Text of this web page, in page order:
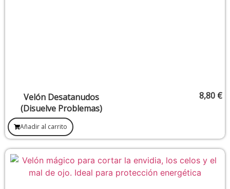
Velón Desatanudos
(Disuelve Problemas)
8,80 €
Añadir al carrito